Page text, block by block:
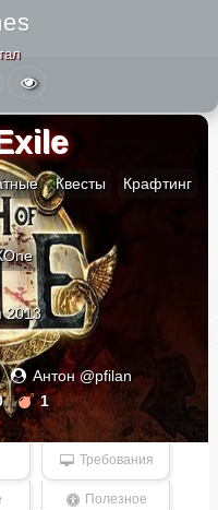
Квесты Крафтинг
2013
Антон @pfilan
1
Требования
Полезное